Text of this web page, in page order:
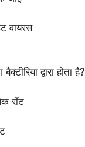
वायरस
द्वारा होता है?
रॉट